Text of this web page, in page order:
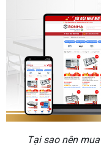
Tại sao nên